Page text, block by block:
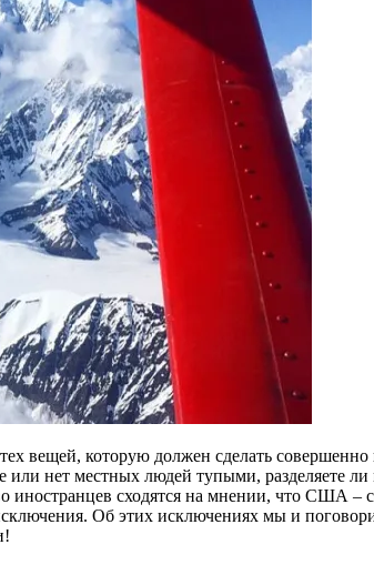
вещей, которую должен сделать
нет местных людей тупыми, разделяете
сходятся на мнении, что США –
Об этих исключениях мы и